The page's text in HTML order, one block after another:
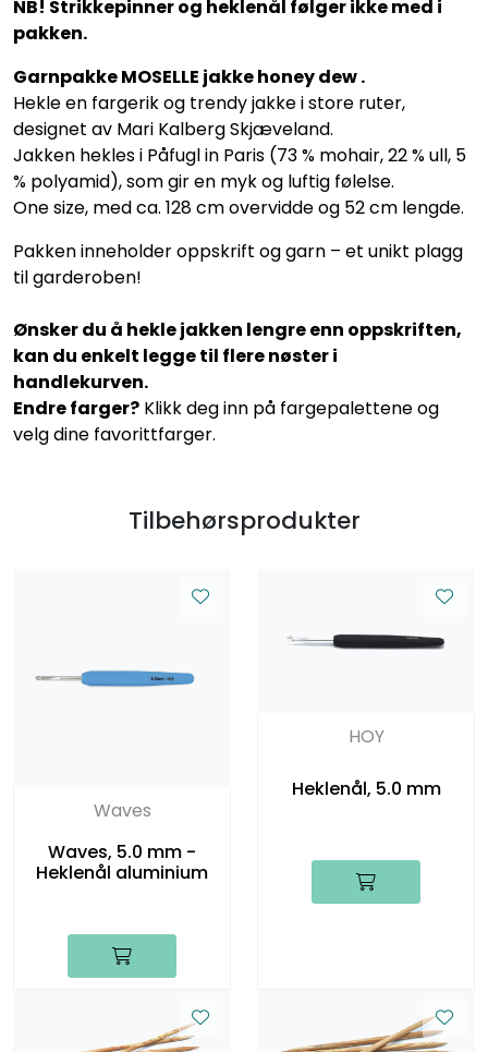
NB! Strikkepinner og heklenål følger ikke med i
pakken.
Garnpakke MOSELLE jakke honey dew .
Hekle en fargerik og trendy jakke i store ruter,
designet av Mari Kalberg Skjæveland.
Jakken hekles i Påfugl in Paris (73 % mohair, 22 % ull, 5
% polyamid), som gir en myk og luftig følelse.
One size, med ca. 128 cm overvidde og 52 cm lengde.
Pakken inneholder oppskrift og garn – et unikt plagg
til garderoben!
Ønsker du å hekle jakken lengre enn oppskriften,
kan du enkelt legge til flere nøster i
handlekurven.
Endre farger? Klikk deg inn på fargepalettene og
velg dine favorittfarger.
Tilbehørsprodukter
Waves
Waves, 5.0 mm -
Heklenål aluminium
HOY
Heklenål, 5.0 mm